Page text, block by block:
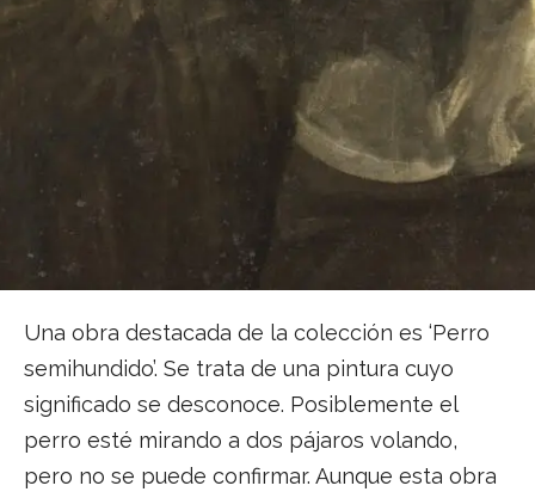
Una obra destacada de la colección es ‘Perro
semihundido’. Se trata de una pintura cuyo
significado se desconoce. Posiblemente el
perro esté mirando a dos pájaros volando,
pero no se puede confirmar. Aunque esta obra